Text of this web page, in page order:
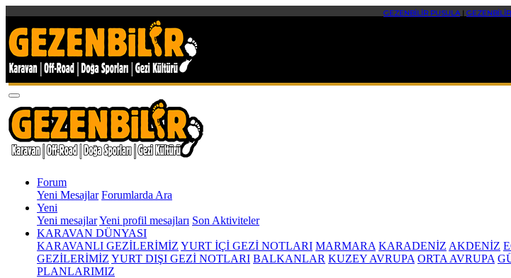
GEZENBİLİR PUSULA|
Forum
Yeni Mesajlar Forumlarda Ara
Yeni
Yeni mesajlarYeni profil mesajları Son Aktiviteler
KARAVAN DÜNYASI
KARAVANLI GEZİLERİMİZ YURT İÇİ GEZİ NOTLARI MARMARA KARADENİZ AKDENİZ
GEZİLERİMİZ YURT DIŞI GEZİ NOTLARI BALKANLAR KUZEY AVRUPA ORTA AVRUPA
PLANLARIMIZ